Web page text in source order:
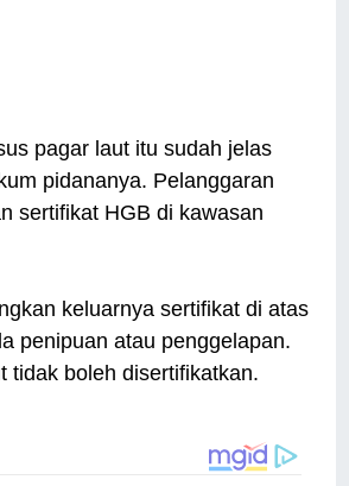
pagar laut itu sudah jelas
pidananya. Pelanggaran
sertifikat HGB di kawasan
keluarnya sertifikat di atas
penipuan atau penggelapan.
tidak boleh disertifikatkan.